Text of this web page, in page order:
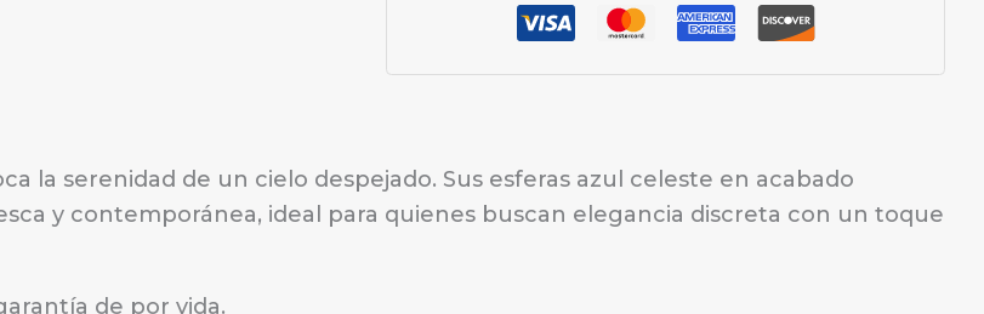
la serenidad de un cielo despejado. Sus esferas azul celeste en acabado
y contemporánea, ideal para quienes buscan elegancia discreta con un toque
de por vida.